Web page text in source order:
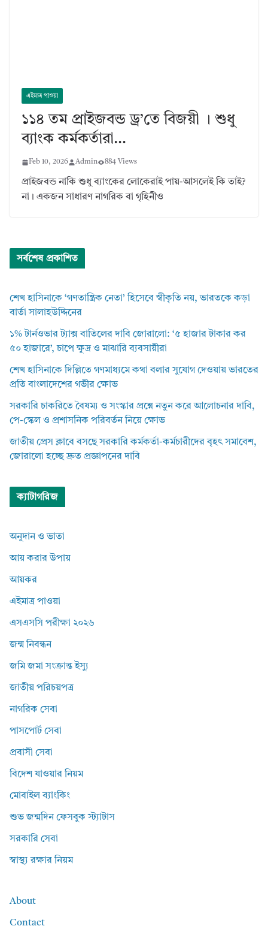
এইমাত্র পাওয়া
১১৪ তম প্রাইজবন্ড ড্র’তে বিজয়ী । শুধু
ব্যাংক কর্মকর্তারা…
Feb 10, 2026 Admin 884 Views
প্রাইজবন্ড নাকি শুধু ব্যাংকের লোকেরাই পায়-আসলেই কি তাই?
না। একজন সাধারণ নাগরিক বা গৃহিনীও
সর্বশেষ প্রকাশিত
শেখ হাসিনাকে ‘গণতান্ত্রিক নেতা’ হিসেবে স্বীকৃতি নয়, ভারতকে কড়া
বার্তা সালাহউদ্দিনের
১% টার্নওভার ট্যাক্স বাতিলের দাবি জোরালো: ‘৫ হাজার টাকার কর
৫০ হাজারে’, চাপে ক্ষুদ্র ও মাঝারি ব্যবসায়ীরা
শেখ হাসিনাকে দিল্লিতে গণমাধ্যমে কথা বলার সুযোগ দেওয়ায় ভারতের
প্রতি বাংলাদেশের গভীর ক্ষোভ
সরকারি চাকরিতে বৈষম্য ও সংস্কার প্রশ্নে নতুন করে আলোচনার দাবি,
পে-স্কেল ও প্রশাসনিক পরিবর্তন নিয়ে ক্ষোভ
জাতীয় প্রেস ক্লাবে বসছে সরকারি কর্মকর্তা-কর্মচারীদের বৃহৎ সমাবেশ,
জোরালো হচ্ছে দ্রুত প্রজ্ঞাপনের দাবি
ক্যাটাগরিজ
অনুদান ও ভাতা
আয় করার উপায়
আয়কর
এইমাত্র পাওয়া
এসএসসি পরীক্ষা ২০২৬
জন্ম নিবন্ধন
জমি জমা সংক্রান্ত ইস্যু
জাতীয় পরিচয়পত্র
নাগরিক সেবা
পাসপোর্ট সেবা
প্রবাসী সেবা
বিদেশ যাওয়ার নিয়ম
মোবাইল ব্যাংকিং
শুভ জন্মদিন ফেসবুক স্ট্যাটাস
সরকারি সেবা
স্বাস্থ্য রক্ষার নিয়ম
About
Contact